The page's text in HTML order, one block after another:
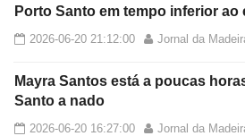
Porto Santo em tempo inferior ao
2026-06-20 21:12:00 Jornal da
Mayra Santos está a poucas
Santo a nado
2026-06-20 16:27:00 Jornal da